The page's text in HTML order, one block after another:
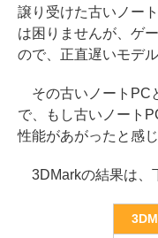
譲り受けた古いノー
は困りませんが、ゲ
ので、正直遅いモデル
その古いノートPC
で、もし古いノート
性能があがったと感
3DMarkの結果は、